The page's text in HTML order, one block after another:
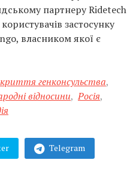
партнеру Ridetech
застосунку
власником якої є
генконсульства,
відносини, Росія,
Telegram